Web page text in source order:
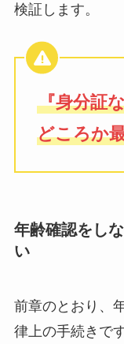
検証します。
『身分証
どころか
年齢確認をし
い
前章のとおり、
律上の手続きです